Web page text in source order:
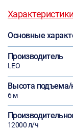
Характеристики
Основные
Производитель
LEO
Высота подъема/
6 м
12000 л/ч